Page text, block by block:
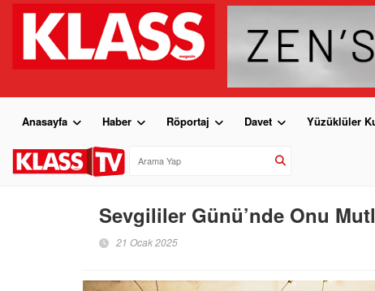
Anasayfa Haber Röportaj Davet Yüzüklüler
Sevgililer Günü’nde Onu
21 Ocak 2025